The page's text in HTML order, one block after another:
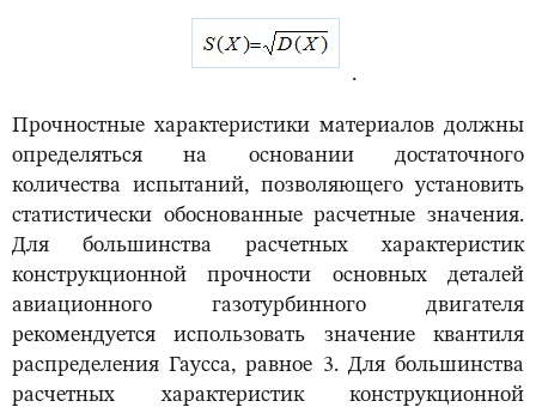
.
Прочностные характеристики материалов должны
определяться на основании достаточного
количества испытаний, позволяющего установить
статистически обоснованные расчетные значения.
Для большинства расчетных характеристик
конструкционной прочности основных деталей
авиационного газотурбинного двигателя
рекомендуется использовать значение квантиля
распределения Гаусса, равное 3. Для большинства
расчетных характеристик конструкционной